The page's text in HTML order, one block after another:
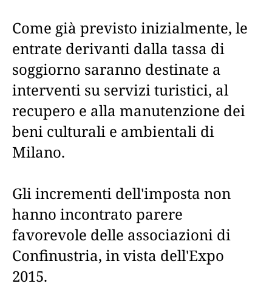
Come già previsto inizialmente, le
entrate derivanti dalla tassa di
soggiorno saranno destinate a
interventi su servizi turistici, al
recupero e alla manutenzione dei
beni culturali e ambientali di
Milano.
Gli incrementi dell'imposta non
hanno incontrato parere
favorevole delle associazioni di
Confinustria, in vista dell'Expo
2015.